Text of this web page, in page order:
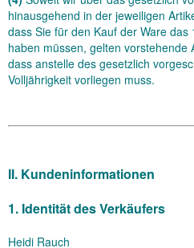
hinausgehend in der jeweiligen
dass Sie für den Kauf der Ware
haben müssen, gelten
dass anstelle des gesetzlich
Volljährigkeit vorliegen muss.
II. Kundeninformationen
1. Identität des Verkäufers
Heidi Rauch